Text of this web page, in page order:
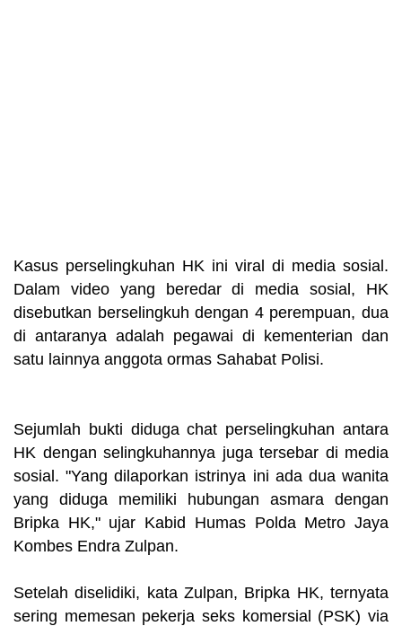
Kasus perselingkuhan HK ini viral di media sosial.
Dalam video yang beredar di media sosial, HK
disebutkan berselingkuh dengan 4 perempuan, dua
di antaranya adalah pegawai di kementerian dan
satu lainnya anggota ormas Sahabat Polisi.
Sejumlah bukti diduga chat perselingkuhan antara
HK dengan selingkuhannya juga tersebar di media
sosial. "Yang dilaporkan istrinya ini ada dua wanita
yang diduga memiliki hubungan asmara dengan
Bripka HK," ujar Kabid Humas Polda Metro Jaya
Kombes Endra Zulpan.
Setelah diselidiki, kata Zulpan, Bripka HK, ternyata
sering memesan pekerja seks komersial (PSK) via